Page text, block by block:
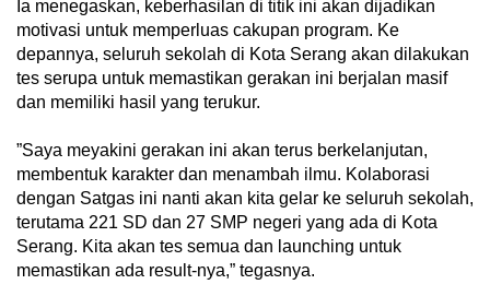
‎Ia menegaskan, keberhasilan di titik ini akan dijadikan
motivasi untuk memperluas cakupan program. Ke
depannya, seluruh sekolah di Kota Serang akan dilakukan
tes serupa untuk memastikan gerakan ini berjalan masif
dan memiliki hasil yang terukur.
‎”Saya meyakini gerakan ini akan terus berkelanjutan,
membentuk karakter dan menambah ilmu. Kolaborasi
dengan Satgas ini nanti akan kita gelar ke seluruh sekolah,
terutama 221 SD dan 27 SMP negeri yang ada di Kota
Serang. Kita akan tes semua dan launching untuk
memastikan ada result-nya,” tegasnya.